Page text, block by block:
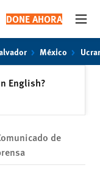
DONE AHORA
México
English?
de